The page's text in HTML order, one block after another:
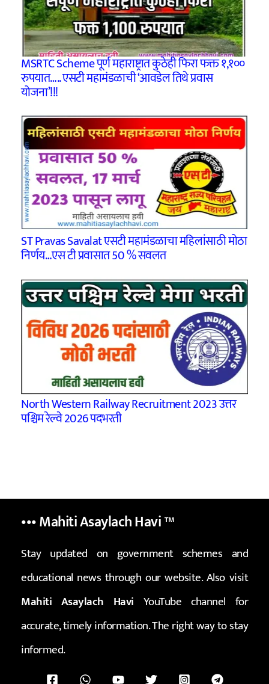
MSRTC Scheme पूर्ण महाराष्ट्रात कुठेही फिरा फक्त १,१००
रुपयात….. एसटी महामंडळाची ‘आवडेल तिथे प्रवास
योजना’!!!
ST Pravas Savalat एसटी महामंडळाचा महिलांसाठी मोठा
निर्णय…एस टी प्रवासात 50 % सवलत
North Western Railway Recruitment 2023 उत्तर
पश्चिम रेल्वे 2026 पदभरती
••• Mahiti Asaylach Havi™
Stay updated on government schemes and
educational news through our website. Also visit
Mahiti Asaylach Havi YouTube channel for
accurate, timely information. The right way to stay
informed.